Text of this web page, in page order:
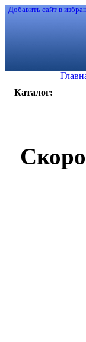
Добавить сайт в
Каталог: